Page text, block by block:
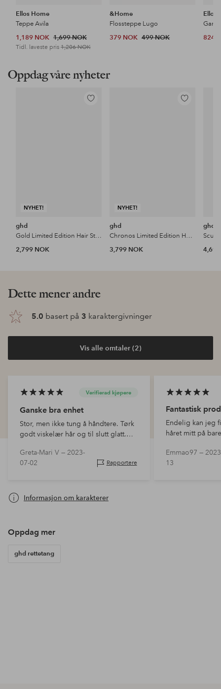
Ellos Home
Teppe Avila
1,189 NOK 1,699 NOK
Tidl. laveste pris 1,206 NOK
&Home
Flossteppe Lugo
379 NOK 499 NOK
Ellos
824
Oppdag våre nyheter
NYHET!
Legg
ghd
Gold Limited Edition Hair Straightener In Dusted Pink
2,799 NOK
NYHET!
Legg
ghd
Chronos Limited Edition Hair Straightener In Dusted Pink With Love
3,799 NOK
ghd
Dette mener andre
5.0 basert på 3 karaktergivninger
Vis alle omtaler (2)
Verifierad kjøpere
Ganske bra enhet
Stor, men ikke tung å håndtere. Tørk
godt viskelær hår og til slutt glatt.
også.
Greta-Mari V — 2023-
07-02
Rapportere
Fantastisk
Endelig kan jeg
håret mitt på
så fint. Fungerer
tiltrekke seg
Emmao97 —
13
Informasjon om karakterer
Oppdag mer
ghd rettetang